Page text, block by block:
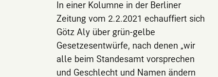
In einer Kolumne in der Berliner
Zeitung vom 2.2.2021 echauffiert sich
Götz Aly über grün-gelbe
Gesetzesentwürfe, nach denen „wir
alle beim Standesamt vorsprechen
und Geschlecht und Namen ändern